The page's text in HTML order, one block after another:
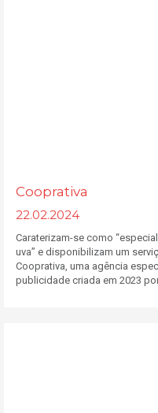
Cooprativa
22.02.2024
Caraterizam-se como
uva” e disponibilizam um
Cooprativa, uma agência
publicidade criada em 2023